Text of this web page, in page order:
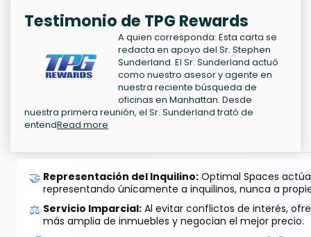
Testimonio de TPG Rewards
A quien corresponda: Esta carta se
redacta en apoyo del Sr. Stephen
Sunderland. El Sr. Sunderland actuó
como nuestro asesor y agente en
nuestra reciente búsqueda de
oficinas en Manhattan. Desde
nuestra primera reunión, el Sr. Sunderland trató de
entendRead more
🤝 Representación del Inquilino: Optimal Spaces
representando únicamente a inquilinos, nunca a
⚖️ Servicio Imparcial: Al evitar conflictos de interés,
más amplia de inmuebles y negocian el mejor precio.